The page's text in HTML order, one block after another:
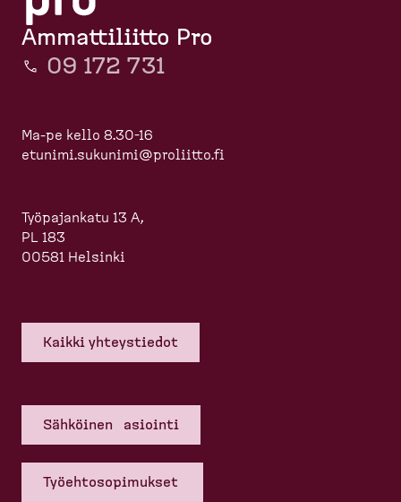
Ammattiliitto Pro
09 172 731
Ma-pe kello 8.30-16
etunimi.sukunimi@proliitto.fi
Työpajankatu 13 A,
PL 183
00581 Helsinki
Kaikki yhteys­tiedot
Sähköinen asiointi
Työehto­so­pi­mukset